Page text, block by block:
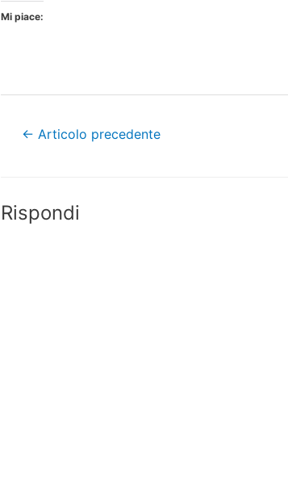
Mi piace:
Navigazione
← Articolo precedente
Rispondi